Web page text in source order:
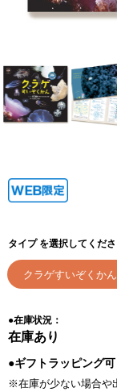
タイプ を選択してくだ
クラゲすいぞくかん
●在庫状況：
在庫あり
●ギフトラッピング可
※在庫が少ない場合や